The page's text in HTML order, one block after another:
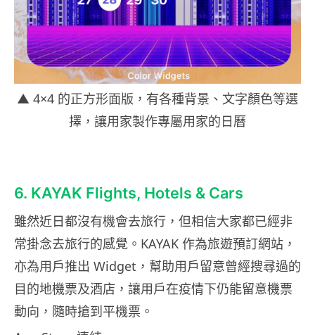
▲ 4×4 的正方形面版，有各種背景、文字顏色等選
擇，讓用家製作專屬用家的日曆
6. KAYAK Flights, Hotels & Cars
雖然近日都沒有機會去旅行，但相信大家都已經非
常掛念去旅行的感覺。KAYAK 作為旅遊預訂網站，
亦為用戶推出 Widget，幫助用戶留意曾經搜尋過的
目的地機票及酒店，讓用戶在疫情下仍能留意機票
動向，隨時搶到平機票。